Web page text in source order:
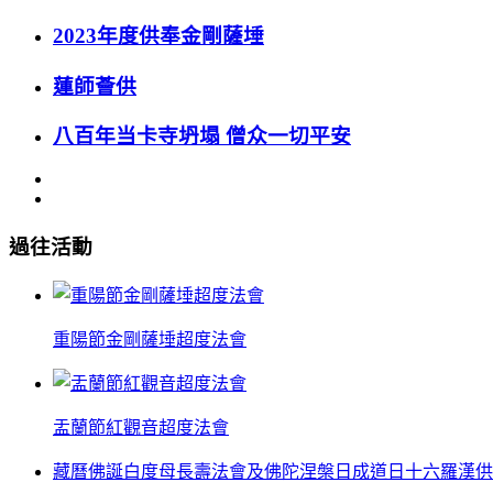
2023年度供奉金剛薩埵
蓮師薈供
八百年当卡寺坍塌 僧众一切平安
過往活動
重陽節金剛薩埵超度法會
盂蘭節紅觀音超度法會
藏曆佛誕白度母長壽法會及佛陀涅槃日成道日十六羅漢